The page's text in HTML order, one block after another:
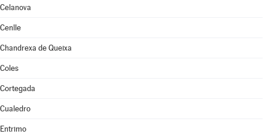
Celanova
Cenlle
Chandrexa de Queixa
Coles
Cortegada
Cualedro
Entrimo